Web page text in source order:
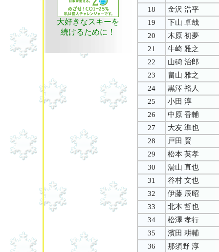
18
金沢 浩平
19
下山 卓哉
20
木原 初夢
21
牛崎 雅之
22
山碕 治郎
23
畠山 雅之
24
黒澤 裕人
25
小田 淳
26
中原 香輔
27
大友 準也
28
戸田 賢
29
松本 英孝
30
湯山 直也
31
谷村 文也
32
伊藤 辰昭
33
北本 哲也
34
松澤 孝行
35
濱田 耕輔
36
那須野 淳
大好きなスキーを
続けるために！